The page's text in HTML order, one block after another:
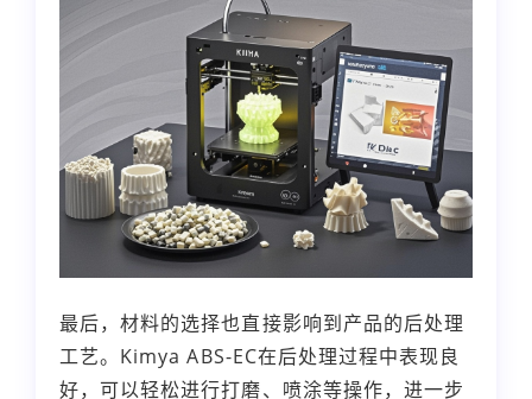
最后，材料的选择也直接影响到产品的后处理
工艺。Kimya ABS-EC在后处理过程中表现良
好，可以轻松进行打磨、喷涂等操作，进一步